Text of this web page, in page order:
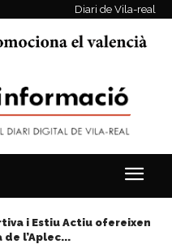
Diari de Vila-real
i Estiu Actiu ofereixen
l’Aplec...